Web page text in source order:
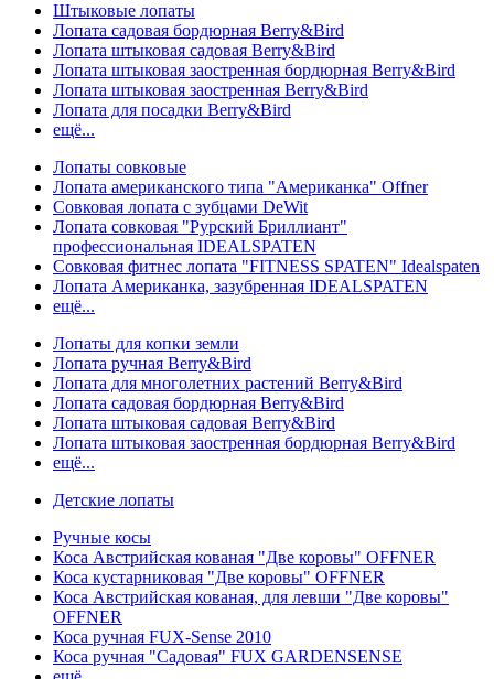
Штыковые лопаты
Лопата садовая бордюрная Berry&Bird
Лопата штыковая садовая Berry&Bird
Лопата штыковая заостренная бордюрная Berry&Bird
Лопата штыковая заостренная Berry&Bird
Лопата для посадки Berry&Bird
ещё...
Лопаты совковые
Лопата американского типа "Американка" Offner
Совковая лопата с зубцами DeWit
Лопата совковая "Рурский Бриллиант"
профессиональная IDEALSPATEN
Совковая фитнес лопата "FITNESS SPATEN" Idealspaten
Лопата Американка, зазубренная IDEALSPATEN
ещё...
Лопаты для копки земли
Лопата ручная Berry&Bird
Лопата для многолетних растений Berry&Bird
Лопата садовая бордюрная Berry&Bird
Лопата штыковая садовая Berry&Bird
Лопата штыковая заостренная бордюрная Berry&Bird
ещё...
Детские лопаты
Ручные косы
Коса Австрийская кованая "Две коровы" OFFNER
Коса кустарниковая "Две коровы" OFFNER
Коса Австрийская кованая, для левши "Две коровы"
OFFNER
Коса ручная FUX-Sense 2010
Коса ручная "Садовая" FUX GARDENSENSE